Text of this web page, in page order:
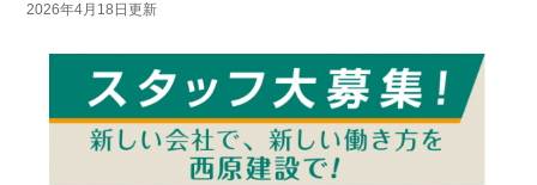
2026年4月18日更新